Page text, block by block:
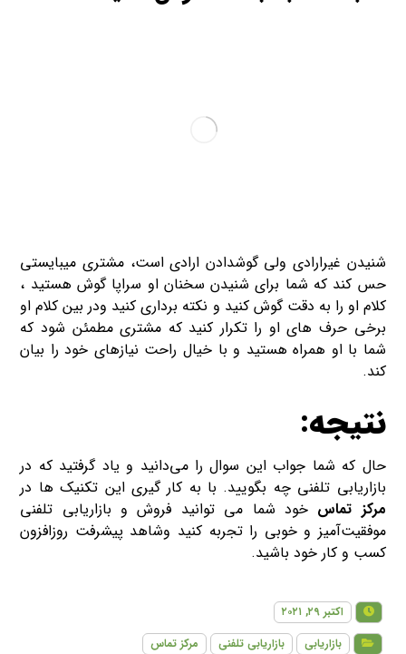
شنیدن غیرارادی ولی گوش­دادن ارادی است، مشتری می­بایستی
حس کند که شما برای شنیدن سخنان او سراپا گوش هستید ،
کلام او را به دقت گوش کنید و نکته برداری کنید ودر بین کلام او
برخی حرف های او را تکرار کنید که مشتری مطمئن شود که
شما با او همراه هستید و با خیال راحت نیازهای خود را بیان
کند.
نتیجه:
حال که شما جواب این سوال را می‌دانید و یاد گرفتید که در
بازاریابی تلفنی چه بگویید. با به کار گیری این تکنیک ها در
مرکز تماس خود شما می توانید فروش و بازاریابی تلفنی
موفقیت‌آمیز و خوبی را تجربه کنید وشاهد پیشرفت روزافزون
کسب و کار خود باشید.
اکتبر ۲۹, ۲۰۲۱
بازاریابی
بازاریابی تلفنی
مرکز تماس